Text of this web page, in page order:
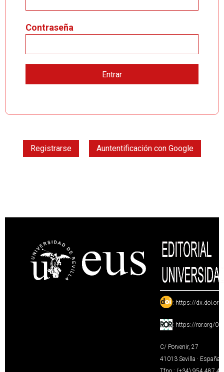
Contraseña
Registrarse Auntentificación con Google
: https://
: https://ror.org/
C/ Porvenir, 27
41013 Sevilla · España